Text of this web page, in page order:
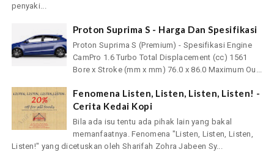
penyaki...
Proton Suprima S - Harga Dan Spesifikasi
Proton Suprima S (Premium) - Spesifikasi Engine
CamPro 1.6 Turbo Total Displacement (cc) 1561
Bore x Stroke (mm x mm) 76.0 x 86.0 Maximum Ou...
Fenomena Listen, Listen, Listen, Listen! -
Cerita Kedai Kopi
Bila ada isu tentu ada pihak lain yang bakal
memanfaatnya. Fenomena "Listen, Listen, Listen,
Listen!" yang dicetuskan oleh Sharifah Zohra Jabeen Sy...